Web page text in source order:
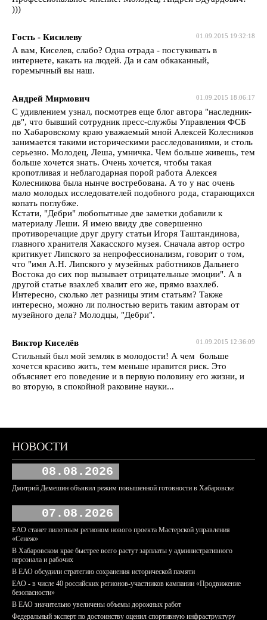
)))
01.09.2015 19:32:18
Гость - Кисилеву
А вам, Киселев, слабо? Одна отрада - постукивать в
интернете, какать на людей. Да и сам обкаканный,
горемычный вы наш.
01.09.2015 18:06:17
Андрей Мирмович
С удивлением узнал, посмотрев еще блог автора "наследник-
дв", что бывший сотрудник пресс-службы Управления ФСБ
по Хабаровскому краю уважаемый мной Алексей Колесников
занимается такими историческими расследованиями, и столь
серьезно. Молодец, Леша, умничка. Чем больше живешь, тем
больше хочется знать. Очень хочется, чтобы такая
кропотливая и неблагодарная порой работа Алексея
Колесникова была нынче востребована. А то у нас очень
мало молодых исследователей подобного рода, старающихся
копать поглубже.
Кстати, "Дебри" любопытные две заметки добавили к
материалу Леши. Я имею ввиду две совершенно
противоречащие друг другу статьи Игоря Таштандинова,
главного хранителя Хакасского музея. Сначала автор остро
критикует Липского за непрофессионализм, говорит о том,
что "имя А.Н. Липского у музейных работников Дальнего
Востока до сих пор вызывает отрицательные эмоции". А в
другой статье взахлеб хвалит его же, прямо взахлеб.
Интересно, сколько лет разницы этим статьям? Также
интересно, можно ли полностью верить таким авторам от
музейного дела? Молодцы, "Дебри".
01.09.2015 12:36:09
Виктор Киселёв
Стильный был мой земляк в молодости! А чем больше
хочется красиво жить, тем меньше нравится риск. Это
объясняет его поведение и в первую половину его жизни, и
во вторую, в спокойной раковине науки...
НОВОСТИ
08.08.2026
Дмитрий Демешин объявил режим повышенной готовности в Хабаровске
07.08.2026
ЕАО станет пилотным регионом нового проекта Мастерской управления
«Сенеж»
В Хабаровском крае быстрее всего растут зарплаты у административного
персонала и рабочих
В ЕАО обсудили стратегию сохранения исторической памяти
ЕАО - в числе 40 российских регионов-участников кампании «Продвижение
безопасности»
В ЕАО значительно увеличены объемы дорожных работ
Федеральный эксперт по достоинству оценил спортивную инфраструктуру